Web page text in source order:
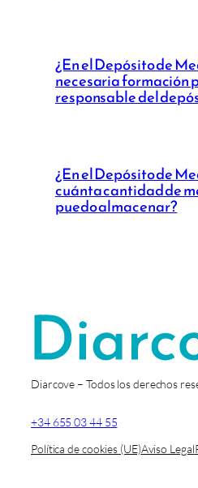
¿En el Depósito de
necesaria formación
responsable del
¿En el Depósito de
cuánta cantidad de
puedo almacenar?
Diarcove – Todos los derechos
+34 655 03 44 55
Política de cookies (UE)Aviso Legal